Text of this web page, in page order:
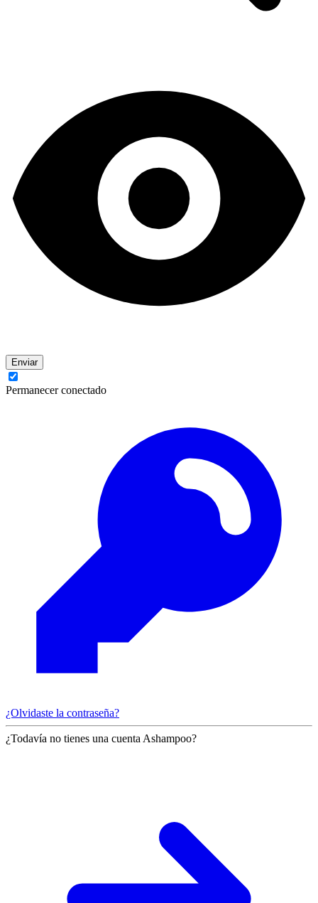
Enviar
Permanecer conectado
¿Olvidaste la contraseña?
¿Todavía no tienes una cuenta Ashampoo?